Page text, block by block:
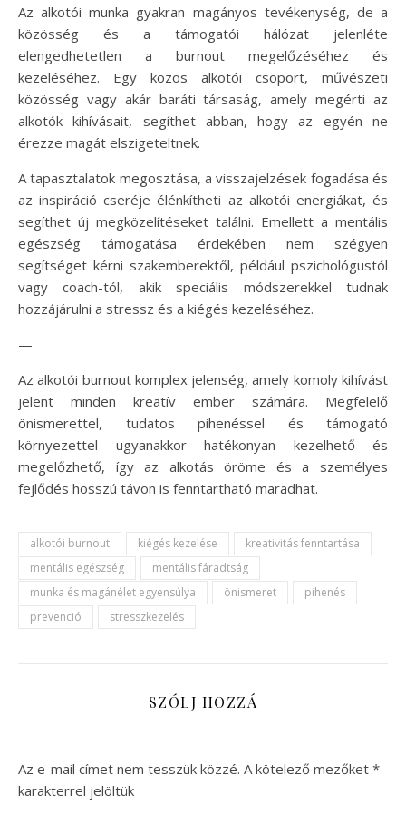
Az alkotói munka gyakran magányos tevékenység, de a
közösség és a támogatói hálózat jelenléte
elengedhetetlen a burnout megelőzéséhez és
kezeléséhez. Egy közös alkotói csoport, művészeti
közösség vagy akár baráti társaság, amely megérti az
alkotók kihívásait, segíthet abban, hogy az egyén ne
érezze magát elszigeteltnek.
A tapasztalatok megosztása, a visszajelzések fogadása és
az inspiráció cseréje élénkítheti az alkotói energiákat, és
segíthet új megközelítéseket találni. Emellett a mentális
egészség támogatása érdekében nem szégyen
segítséget kérni szakemberektől, például pszichológustól
vagy coach-tól, akik speciális módszerekkel tudnak
hozzájárulni a stressz és a kiégés kezeléséhez.
—
Az alkotói burnout komplex jelenség, amely komoly kihívást
jelent minden kreatív ember számára. Megfelelő
önismerettel, tudatos pihenéssel és támogató
környezettel ugyanakkor hatékonyan kezelhető és
megelőzhető, így az alkotás öröme és a személyes
fejlődés hosszú távon is fenntartható maradhat.
alkotói burnout kiégés kezelése
kreativitás fenntartása
mentális egészség
mentális fáradtság
munka és magánélet egyensúlya
önismeret
pihenés
prevenció
stresszkezelés
SZÓLJ HOZZÁ
Az e-mail címet nem tesszük közzé. A kötelező mezőket *
karakterrel jelöltük